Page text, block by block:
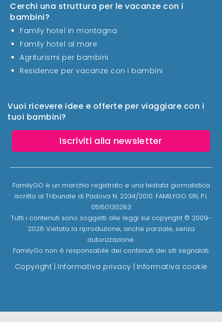
Vuoi ricevere idee e offerte per viaggiare con i
tuoi bambini?
Iscriviti alla newsletter
Cerchi una struttura per le vacanze con i
bambini?
Family hotel in montagna
Family hotel al mare
Agriturismi per bambini
Residence per vacanze con i bambini
FamilyGO è un marchio registrato e una testata giornalistica
iscritta al Tribunale di Padova N. 2234/2010. FAMILYGO SRL P.I.
05150130283
Tutti i contenuti sono soggetti alle leggi sul copyright © 2009-
2026 Vietata la riproduzione, anche parziale, senza
autorizzazione.
FamilyGo non è responsabile dei contenuti dei siti segnalati.
Copyright Informativa privacy Informativa cookie